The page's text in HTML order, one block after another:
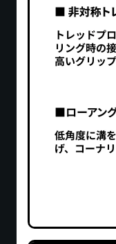
「TOM'Sがレースで
台」です。ベース車
カーナビやETC
全車にカーナビ、
装備しております。
レンタル車両でのサ